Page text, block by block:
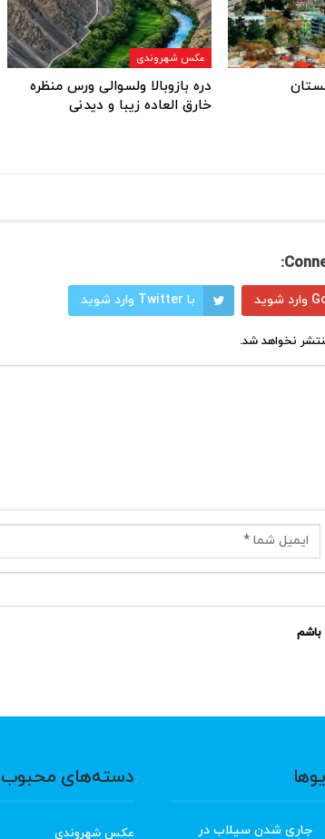
عکس شهروندی
دره بازوبالا ولسوالی ورس منظره
خارق العاده زیبا و دیدنی
با Twitter وارد شوید
نخواهد شد.
باشم
جاری شدن سیلاب در
دسته‌های محبوب
عکس شهروندی